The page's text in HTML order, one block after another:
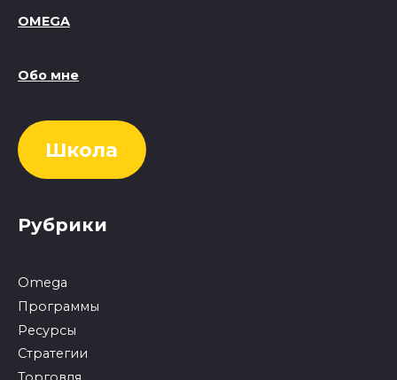
OMEGA
Обо мне
Школа
Рубрики
Omega
Программы
Ресурсы
Стратегии